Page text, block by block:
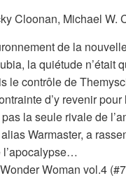
Cloonan, Michael W.
de la
la quiétude n’était
le contrôle de
d’y revenir
pas la seule rivale de
Warmaster, a
l’apocalypse…
Woman vol.4